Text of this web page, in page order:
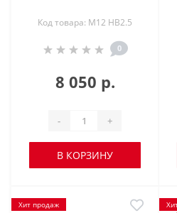
Код товара: M12 HB2.5
0
8 050 р.
- +
В КОРЗИНУ
Хит продаж